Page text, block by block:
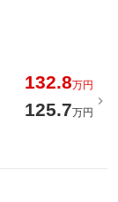
132.8万円
125.7万円